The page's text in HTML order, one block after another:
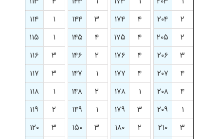
۲
۲۰۴ ۴ ۱۷۴ ۳ ۱۴۴ ۱
۱۱۴
۲
۲۰۵ ۴ ۱۷۵ ۴ ۱۴۵ ۱
۱۱۵
۳
۲۰۶ ۴ ۱۷۶ ۲ ۱۴۶ ۳
۱۱۶
۴
۲۰۷ ۴ ۱۷۷ ۱ ۱۴۷ ۳
۱۱۷
۴
۲۰۸ ۱ ۱۷۸ ۲ ۱۴۸ ۱
۱۱۸
۱
۲۰۹ ۳ ۱۷۹ ۱ ۱۴۹ ۲
۱۱۹
۳
۲۱۰ ۲ ۱۸۰ ۳ ۱۵۰ ۳
۱۲۰